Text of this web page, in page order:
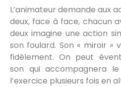
L’animateur demande aux
deux, face à face, chacun
deux imagine une action
son foulard. Son « miroir »
fidèlement. On peut
son qui accompagnera
l’exercice plusieurs fois en